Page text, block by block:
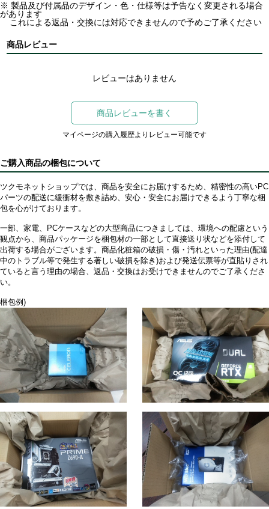
※ 製品及び付属品のデザイン・色・仕様等は予告なく変更される場合
があります
これによる返品・交換には対応できませんので予めご了承ください
商品レビュー
レビューはありません
商品レビューを書く
マイページの購入履歴よりレビュー可能です
ご購入商品の梱包について
ツクモネットショップでは、商品を安全にお届けするため、精密性の高いPC
パーツの配送に緩衝材を敷き詰め、安心・安全にお届けできるよう丁寧な梱
包を心がけております。
一部、家電、PCケースなどの大型商品につきましては、環境への配慮という
観点から、商品パッケージを梱包材の一部として直接送り状などを添付して
出荷する場合がございます。商品化粧箱の破損・傷・汚れといった理由(配達
中のトラブル等で発生する著しい破損を除き)および発送伝票等が直貼りされ
ていると言う理由の場合、返品・交換はお受けできませんのでご了承くださ
い。
梱包例)